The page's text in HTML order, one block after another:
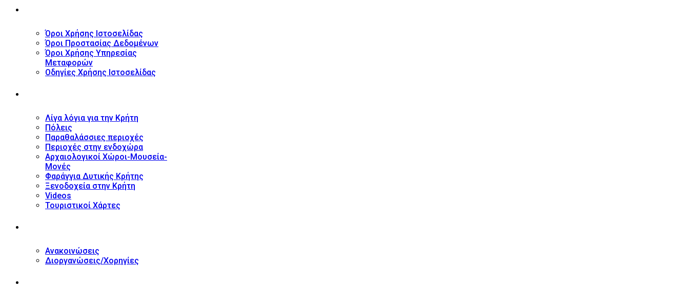
Όροι Χρήσης Ιστοσελίδας
Όροι Προστασίας Δεδομένων
Όροι Χρήσης Υπηρεσίας
Μεταφορών
Οδηγίες Χρήσης Ιστοσελίδας
Λίγα λόγια για την Κρήτη
Πόλεις
Παραθαλάσσιες περιοχές
Περιοχές στην ενδοχώρα
Αρχαιολογικοί Χώροι-Μουσεία-
Μονές
Φαράγγια Δυτικής Κρήτης
Ξενοδοχεία στην Κρήτη
Videos
Τουριστικοί Χάρτες
Ανακοινώσεις
Διοργανώσεις/Χορηγίες